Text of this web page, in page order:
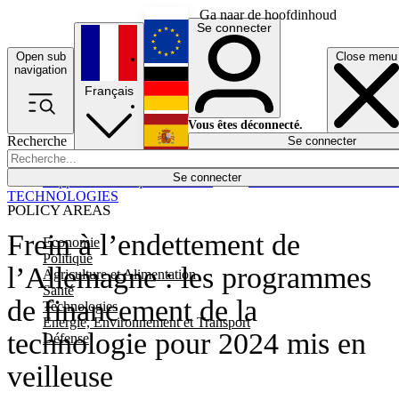
Ga naar de hoofdinhoud
Open sub
navigation
Close menu
Recherche
Se connecter
POLICY AREAS
Economie
Politique
Agriculture et Alimentation
Santé
Technologies
Energie, Environnement et Transport
Défense
Économie
Français
English
Deutsch
Español
Se connecter
Vous êtes déconnecté.
Se connecter
Frein à l’endettement de
l’Allemagne : les programmes
de financement de la
technologie pour 2024 mis en
veilleuse
TECHNOLOGIES